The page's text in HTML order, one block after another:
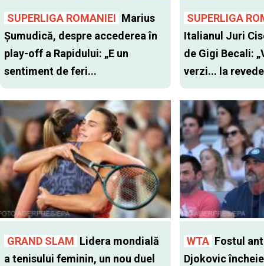
SUPERLIGA ROMANIEI Marius
Șumudică, despre accederea în
play-off a Rapidului: „E un
sentiment de feri...
SUPERLIGA
Italianul Juri
de Gigi Becali:
verzi... la
GRAND SLAM Lidera mondială
a tenisului feminin, un nou duel
WTA Fostul
Djokovic